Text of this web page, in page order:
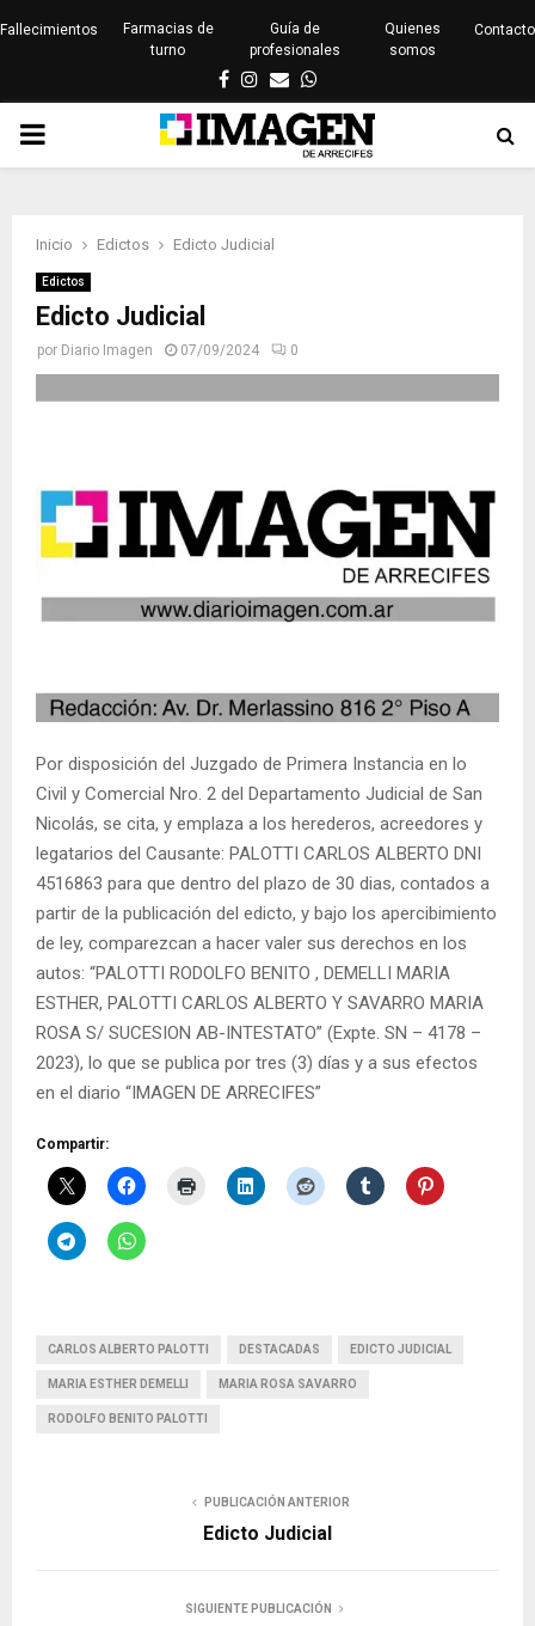
Fallecimientos
Farmacias de
turno
Guía de
profesionales
Quienes
somos
Contacto
Facebook
Instagram
EmailWhatsapp
PRIMARY
Inicio Edictos Edicto Judicial
Edictos
Edicto Judicial
por Diario Imagen 07/09/2024 0
Por disposición del Juzgado de Primera Instancia en lo
Civil y Comercial Nro. 2 del Departamento Judicial de San
Nicolás, se cita, y emplaza a los herederos, acreedores y
legatarios del Causante: PALOTTI CARLOS ALBERTO DNI
4516863 para que dentro del plazo de 30 dias, contados a
partir de la publicación del edicto, y bajo los apercibimiento
de ley, comparezcan a hacer valer sus derechos en los
autos: “PALOTTI RODOLFO BENITO , DEMELLI MARIA
ESTHER, PALOTTI CARLOS ALBERTO Y SAVARRO MARIA
ROSA S/ SUCESION AB-INTESTATO” (Expte. SN – 4178 –
2023), lo que se publica por tres (3) días y a sus efectos
en el diario “IMAGEN DE ARRECIFES”
Compartir:
CARLOS ALBERTO PALOTTI DESTACADAS EDICTO JUDICIAL
MARIA ESTHER DEMELLI MARIA ROSA SAVARRO
RODOLFO BENITO PALOTTI
PUBLICACIÓN ANTERIOR
Edicto Judicial
SIGUIENTE PUBLICACIÓN